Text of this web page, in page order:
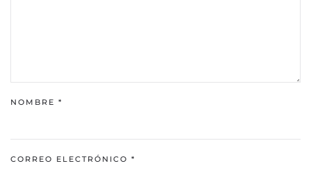
NOMBRE *
CORREO ELECTRÓNICO *